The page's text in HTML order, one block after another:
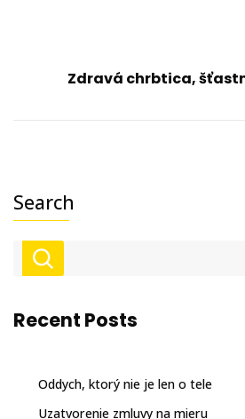
Zdravá chrbtica,
Search
Recent Posts
Oddych, ktorý nie je len o tele
Uzatvorenie zmluvy na mieru